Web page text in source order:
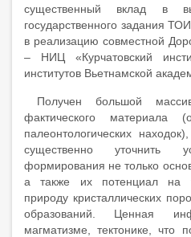
существенный вклад в
государственного задания
в реализацию совместной
– НИЦ «Курчатовский
институтов Вьетнамской
Получен большой
фактического материала
палеонтологических
существенно уточнить
формирования не только
а также их потенциал на
природу кристаллических
образований. Ценная
магматизме, тектонике, что